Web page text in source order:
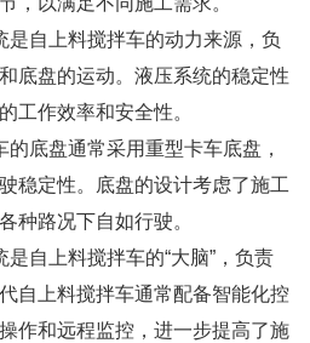
自上料搅拌车的动力来源，负
底盘的运动。液压系统的稳定性
工作效率和安全性。
底盘通常采用重型卡车底盘，
稳定性。底盘的设计考虑了施工
种路况下自如行驶。
自上料搅拌车的“大脑”，负责
自上料搅拌车通常配备智能化控
作和远程监控，进一步提高了施